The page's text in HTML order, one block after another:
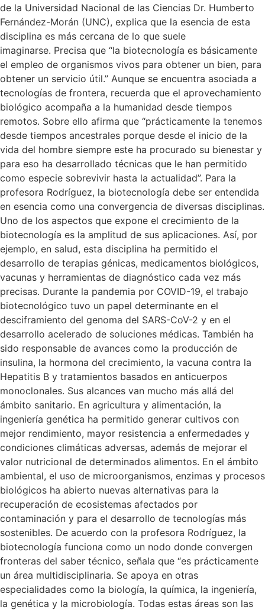
de la Universidad Nacional de las Ciencias Dr. Humberto
Fernández-Morán (UNC), explica que la esencia de esta
disciplina es más cercana de lo que suele
imaginarse. Precisa que “la biotecnología es básicamente
el empleo de organismos vivos para obtener un bien, para
obtener un servicio útil.” Aunque se encuentra asociada a
tecnologías de frontera, recuerda que el aprovechamiento
biológico acompaña a la humanidad desde tiempos
remotos. Sobre ello afirma que “prácticamente la tenemos
desde tiempos ancestrales porque desde el inicio de la
vida del hombre siempre este ha procurado su bienestar y
para eso ha desarrollado técnicas que le han permitido
como especie sobrevivir hasta la actualidad”. Para la
profesora Rodríguez, la biotecnología debe ser entendida
en esencia como una convergencia de diversas disciplinas.
Uno de los aspectos que expone el crecimiento de la
biotecnología es la amplitud de sus aplicaciones. Así, por
ejemplo, en salud, esta disciplina ha permitido el
desarrollo de terapias génicas, medicamentos biológicos,
vacunas y herramientas de diagnóstico cada vez más
precisas. Durante la pandemia por COVID-19, el trabajo
biotecnológico tuvo un papel determinante en el
desciframiento del genoma del SARS-CoV-2 y en el
desarrollo acelerado de soluciones médicas. También ha
sido responsable de avances como la producción de
insulina, la hormona del crecimiento, la vacuna contra la
Hepatitis B y tratamientos basados en anticuerpos
monoclonales. Sus alcances van mucho más allá del
ámbito sanitario. En agricultura y alimentación, la
ingeniería genética ha permitido generar cultivos con
mejor rendimiento, mayor resistencia a enfermedades y
condiciones climáticas adversas, además de mejorar el
valor nutricional de determinados alimentos. En el ámbito
ambiental, el uso de microorganismos, enzimas y procesos
biológicos ha abierto nuevas alternativas para la
recuperación de ecosistemas afectados por
contaminación y para el desarrollo de tecnologías más
sostenibles. De acuerdo con la profesora Rodríguez, la
biotecnología funciona como un nodo donde convergen
fronteras del saber técnico, señala que “es prácticamente
un área multidisciplinaria. Se apoya en otras
especialidades como la biología, la química, la ingeniería,
la genética y la microbiología. Todas estas áreas son las